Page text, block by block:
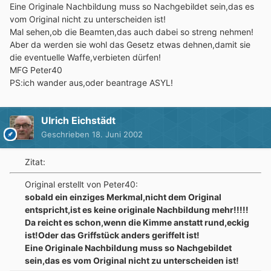
Eine Originale Nachbildung muss so Nachgebildet sein,das es
vom Original nicht zu unterscheiden ist!
Mal sehen,ob die Beamten,das auch dabei so streng nehmen!
Aber da werden sie wohl das Gesetz etwas dehnen,damit sie
die eventuelle Waffe,verbieten dürfen!
MFG Peter40
PS:ich wander aus,oder beantrage ASYL!
Ulrich Eichstädt
Geschrieben 18. Juni 2002
Zitat:
Original erstellt von Peter40:
sobald ein einziges Merkmal,nicht dem Original
entspricht,ist es keine originale Nachbildung mehr!!!!!
Da reicht es schon,wenn die Kimme anstatt rund,eckig
ist!Oder das Griffstück anders geriffelt ist!
Eine Originale Nachbildung muss so Nachgebildet
sein,das es vom Original nicht zu unterscheiden ist!